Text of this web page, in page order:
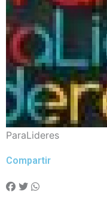
ParaLideres
Compartir